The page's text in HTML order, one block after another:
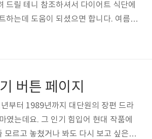
드릴 테니 참조하셔서 다이어트 식단에
하는데 도움이 되셨으면 합니다. 여름대
이지 바로가기 👆🏼신선 과일 페이지 바
버튼 페이지
부터 1989년까지 대단원의 장편 드라
였는데요. 그 인기 힘입어 현대 작품에
르고 놓쳤거나 봐도 다시 보고 싶은 분